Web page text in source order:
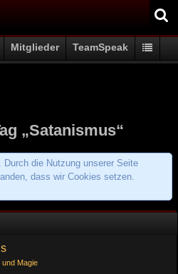
Mitglieder TeamSpeak
„Satanismus“
die Nutzung unserer Seite
dass wir Cookies setzen.
und Magie